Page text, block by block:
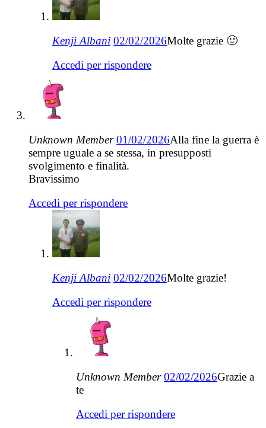
Kenji Albani 02/02/2026Molte grazie 🙂
Accedi per rispondere
Unknown Member 01/02/2026Alla fine la guerra è
sempre uguale a se stessa, in presupposti
svolgimento e finalità.
Bravissimo
Accedi per rispondere
Kenji Albani 02/02/2026Molte grazie!
Accedi per rispondere
Unknown Member 02/02/2026Grazie a
te
Accedi per rispondere